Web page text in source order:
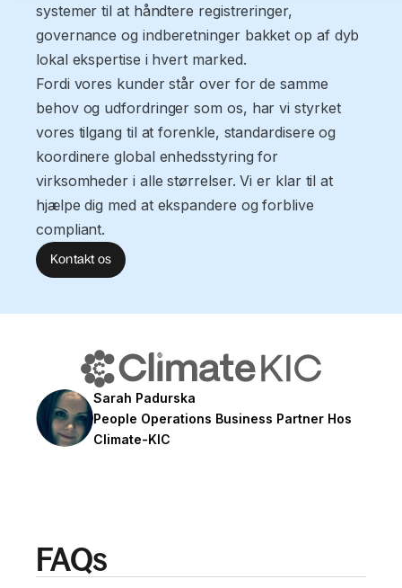
systemer til at håndtere registreringer,
governance og indberetninger bakket op af dyb
lokal ekspertise i hvert marked.
Fordi vores kunder står over for de samme
behov og udfordringer som os, har vi styrket
vores tilgang til at forenkle, standardisere og
koordinere global enhedsstyring for
virksomheder i alle størrelser. Vi er klar til at
hjælpe dig med at ekspandere og forblive
compliant.
Kontakt os
Sarah Padurska
People Operations Business Partner Hos
Climate-KIC
FAQs